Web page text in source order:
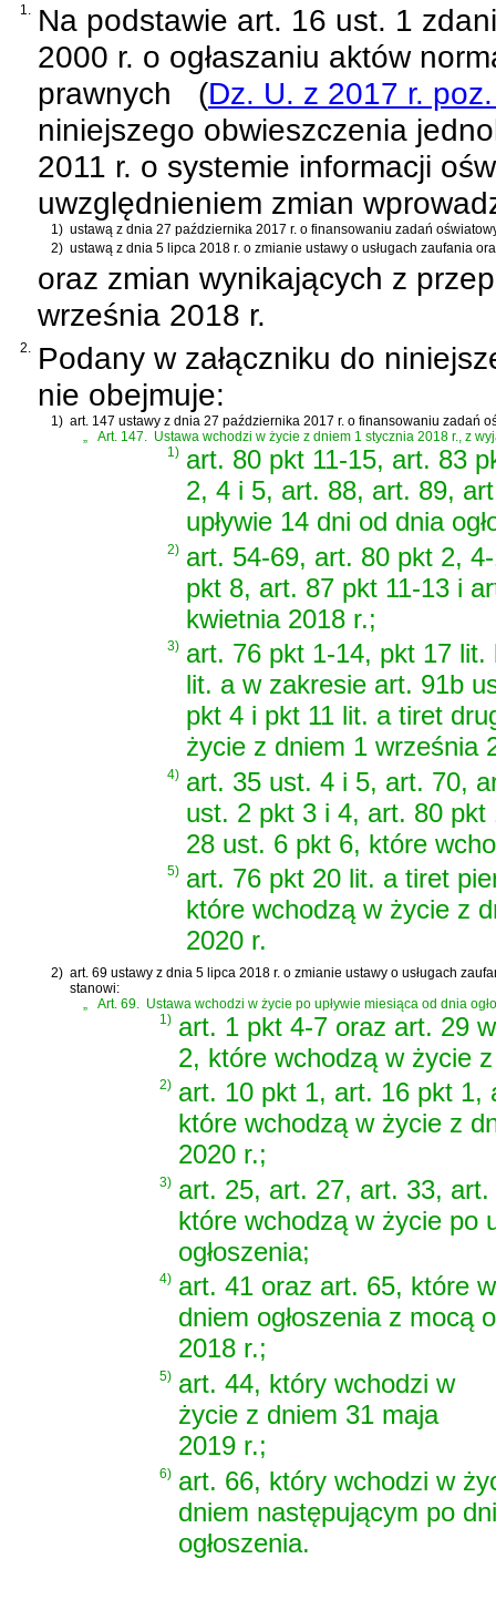
1. Na podstawie art. 16 ust. 1
2000 r. o ogłaszaniu aktów
prawnych
(Dz. U. z 2017 r.
niniejszego obwieszczenia
2011 r. o systemie informacji
uwzględnieniem zmian
1) ustawą z dnia 27 października 2017 r. o finansowaniu zadań
2) ustawą z dnia 5 lipca 2018 r. o zmianie ustawy o usługach zaufania
oraz zmian wynikających z
września 2018 r.
2. Podany w załączniku do
nie obejmuje:
1) art. 147 ustawy z dnia 27 października 2017 r. o finansowaniu zadań
„
Art. 147. Ustawa wchodzi w życie z dniem 1 stycznia 2018 r., z
1) art. 80 pkt 11-15, art. 83
2, 4 i 5, art. 88, art. 89,
upływie 14 dni od dnia
2) art. 54-69, art. 80 pkt 2,
pkt 8, art. 87 pkt 11-13 i
kwietnia 2018 r.;
3) art. 76 pkt 1-14, pkt 17
lit. a w zakresie art. 91b
pkt 4 i pkt 11 lit. a tiret
życie z dniem 1 września
4) art. 35 ust. 4 i 5, art. 70,
ust. 2 pkt 3 i 4, art. 80
28 ust. 6 pkt 6, które
5) art. 76 pkt 20 lit. a tiret
które wchodzą w życie z
2020 r.
2) art. 69 ustawy z dnia 5 lipca 2018 r. o zmianie ustawy o usługach
stanowi:
Art. 69.
Ustawa wchodzi w życie po upływie miesiąca od dnia
1) art. 1 pkt 4-7 oraz art. 29
2, które wchodzą w życie
2) art. 10 pkt 1, art. 16 pkt 1,
które wchodzą w życie z
2020 r.;
3) art. 25, art. 27, art. 33,
które wchodzą w życie po
ogłoszenia;
4) art. 41 oraz art. 65, które
dniem ogłoszenia z mocą
2018 r.;
5) art. 44, który wchodzi w
życie z dniem 31 maja
2019 r.;
6) art. 66, który wchodzi w
dniem następującym po
ogłoszenia.